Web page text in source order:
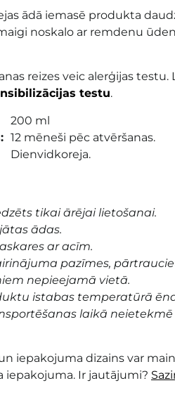
ādā iemasē produkta
noskalo ar remdenu
reizes veic alerģijas testu.
testu.
200 ml
12 mēneši pēc atvēršanas.
Dienvidkoreja.
tikai ārējai lietošanai.
ādas.
ar acīm.
pazīmes,
nepieejamā vietā.
istabas temperatūrā
laikā
iepakojuma dizains var
iepakojuma. Ir jautājumi?